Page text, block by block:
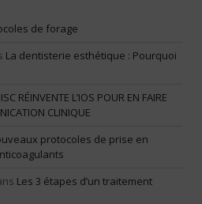
de forage
La dentisterie esthétique : Pourquoi
RÉINVENTE L’IOS POUR EN FAIRE
CLINIQUE
protocoles de prise en
Les 3 étapes d’un traitement